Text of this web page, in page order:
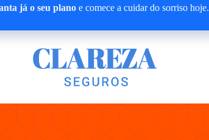
já o seu planoe comece a cuidar do sorriso hoje.